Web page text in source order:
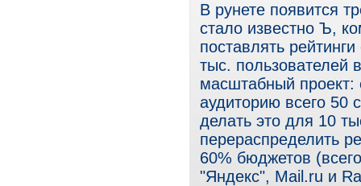
В рунете появится
стало известно Ъ,
поставлять
тыс. пользователей
масштабный проект:
аудиторию всего 50
делать это для 10
перераспределить
60% бюджетов
"Яндекс", Mail.ru и